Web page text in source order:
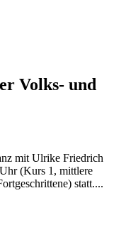
Volks- und
mit Ulrike Friedrich
(Kurs 1, mittlere
statt....